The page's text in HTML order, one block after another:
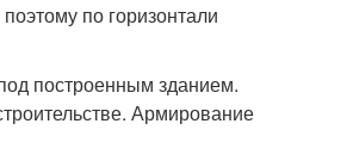
по горизонтали
построенным зданием.
Армирование